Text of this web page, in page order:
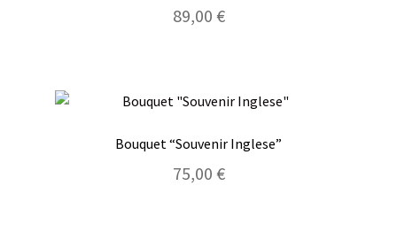
89,00 €
Bouquet “Souvenir Inglese”
75,00 €